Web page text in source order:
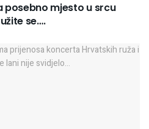
posebno mjesto u srcu
se….